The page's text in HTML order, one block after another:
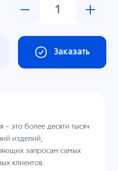
Заказать
– это более десяти тысяч
изделий,
запросам самых
клиентов.